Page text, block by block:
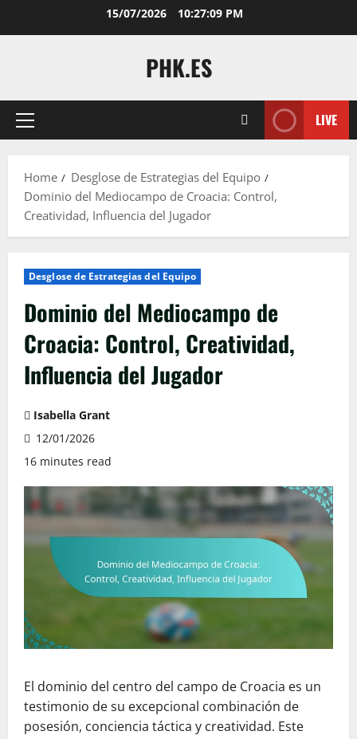
15/07/2026 10:27:10 PM
PHK.ES
Primary
LIVE
Home
Desglose de Estrategias del Equipo
Dominio del Mediocampo de Croacia: Control,
Creatividad, Influencia del Jugador
Desglose de Estrategias del Equipo
Dominio del Mediocampo de
Croacia: Control, Creatividad,
Influencia del Jugador
Isabella Grant
12/01/2026
16 minutes read
El dominio del centro del campo de Croacia es un
testimonio de su excepcional combinación de
posesión, conciencia táctica y creatividad. Este